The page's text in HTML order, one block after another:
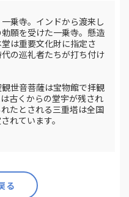
乗寺。インドから渡来し
願を受けた一乗寺。懸造
は重要文化財に指定さ
の巡礼者たちが打ち付け
世音菩薩は宝物館で拝観
古くからの堂宇が残され
たとされる三重塔は全国
れています。
る